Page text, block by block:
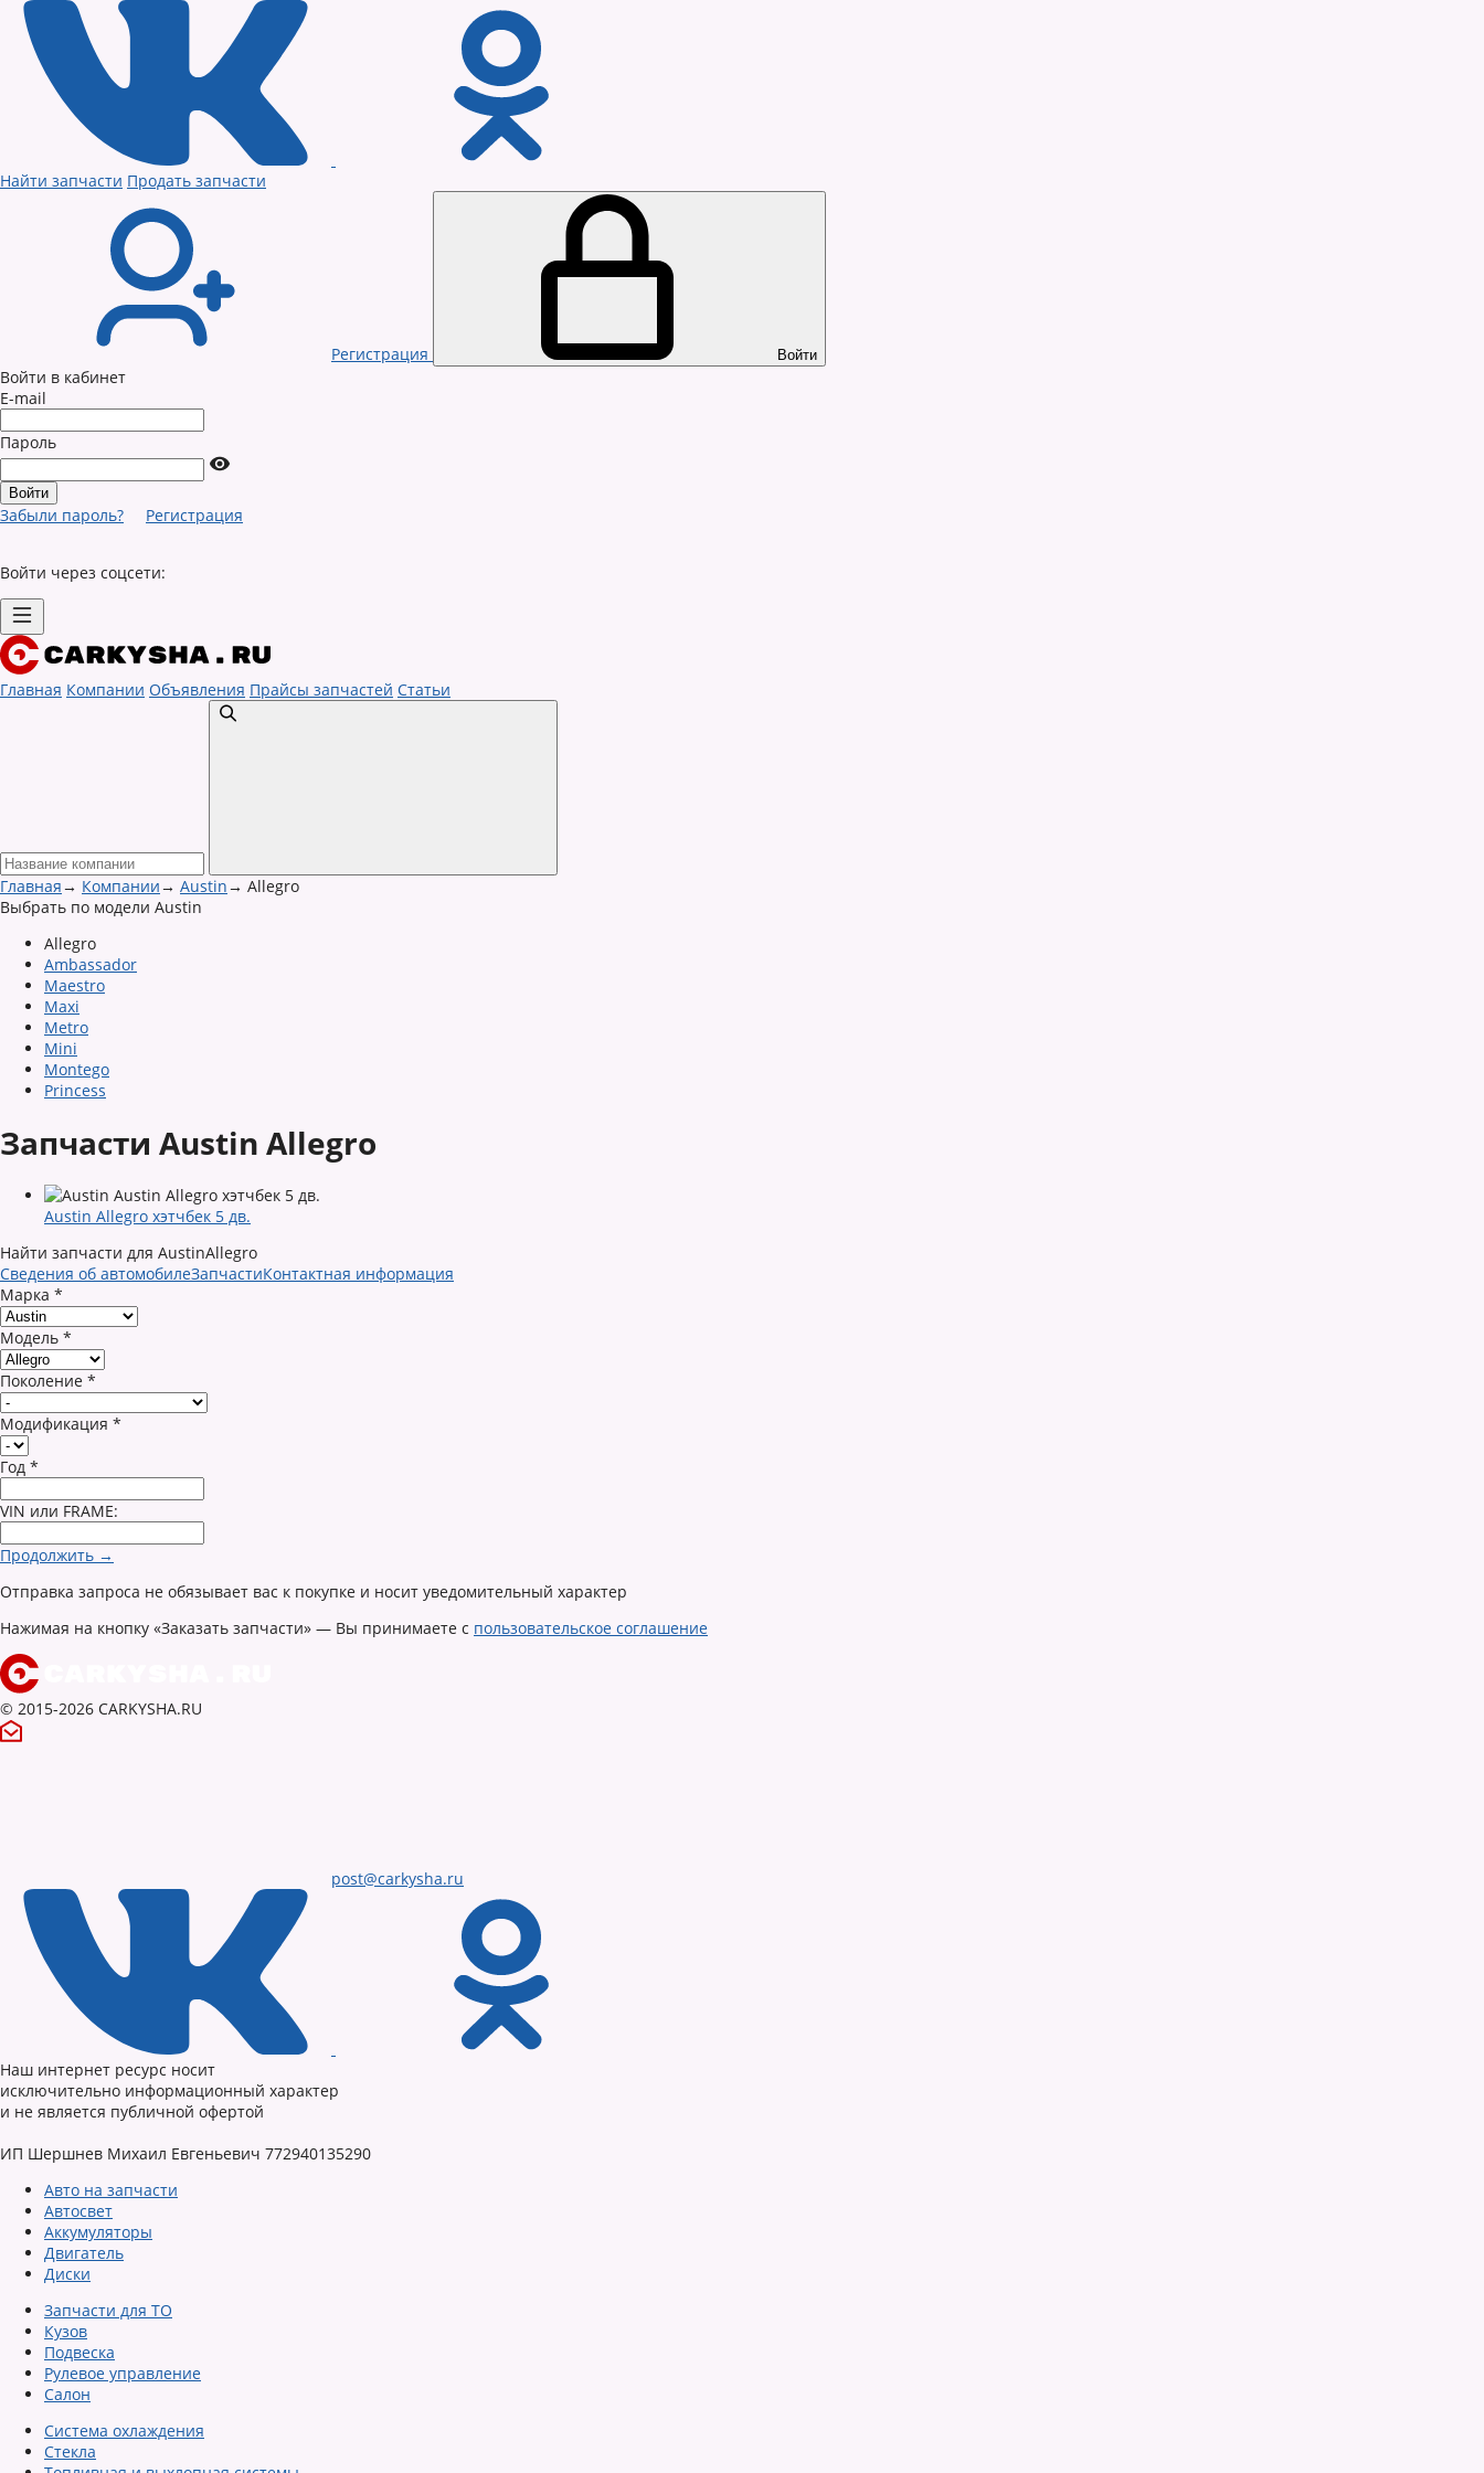
Найти запчасти Продать запчасти
Регистрация Войти
Войти в кабинет
E-mail
Пароль
Забыли пароль? Регистрация
Войти через соцсети:
Главная Компании Объявления Прайсы запчастей Статьи
Главная→ Компании→ Austin→ Allegro
Выбрать по модели Austin
Allegro
Ambassador
Maestro
Maxi
Metro
Mini
Montego
Princess
Запчасти Austin Allegro
Austin Allegro хэтчбек 5 дв.
Найти запчасти для AustinAllegro
Сведения об автомобилеЗапчастиКонтактная информация
Марка *
Модель *
Поколение *
Модификация *
Год *
VIN или FRAME:
Продолжить →
Отправка запроса не обязывает вас к покупке и носит уведомительный характер
Нажимая на кнопку «Заказать запчасти» — Вы принимаете с пользовательское соглашение
© 2015-2026 CARKYSHA.RU
post@carkysha.ru
Наш интернет ресурс носит
исключительно информационный характер
и не является публичной офертой
ИП Шершнев Михаил Евгеньевич 772940135290
Авто на запчасти
Автосвет
Аккумуляторы
Двигатель
Диски
Запчасти для ТО
Кузов
Подвеска
Рулевое управление
Салон
Система охлаждения
Стекла